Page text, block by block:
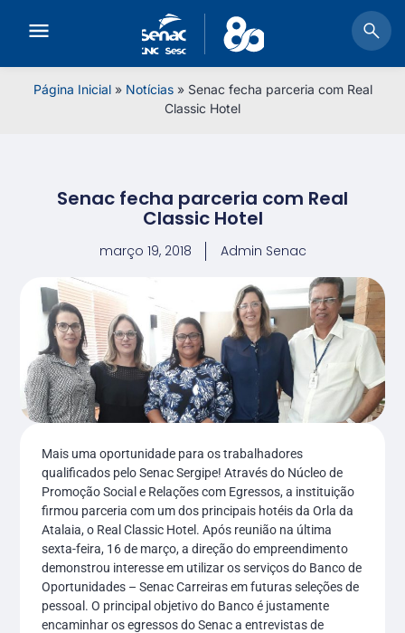
Página Inicial» Notícias» Senac fecha parceria com Real
Classic Hotel
Senac fecha parceria com Real
Classic Hotel
março 19, 2018 Admin Senac
Mais uma oportunidade para os trabalhadores
qualificados pelo Senac Sergipe! Através do Núcleo de
Promoção Social e Relações com Egressos, a instituição
firmou parceria com um dos principais hotéis da Orla da
Atalaia, o Real Classic Hotel. Após reunião na última
sexta-feira, 16 de março, a direção do empreendimento
demonstrou interesse em utilizar os serviços do Banco de
Oportunidades – Senac Carreiras em futuras seleções de
pessoal. O principal objetivo do Banco é justamente
encaminhar os egressos do Senac a entrevistas de